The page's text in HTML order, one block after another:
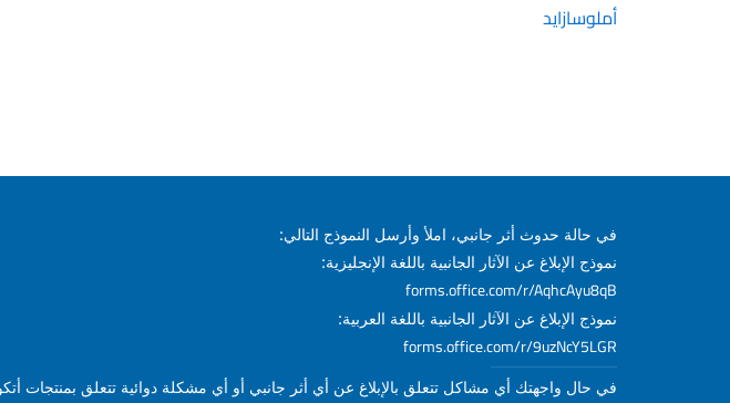
أملوسازايد
في حالة حدوث أثر جانبي، املأ وأرسل النموذج التالي:
نموذج الإبلاغ عن الآثار الجانبية باللغة الإنجليزية:
forms.office.com/r/AqhcAyu8qB
نموذج الإبلاغ عن الآثار الجانبية باللغة العربية:
forms.office.com/r/9uzNcY5LGR
في حال واجهتك أي مشاكل تتعلق بالإبلاغ عن أي أثر جانبي أو أي مشكلة دوائية تتعلق بمنتجات